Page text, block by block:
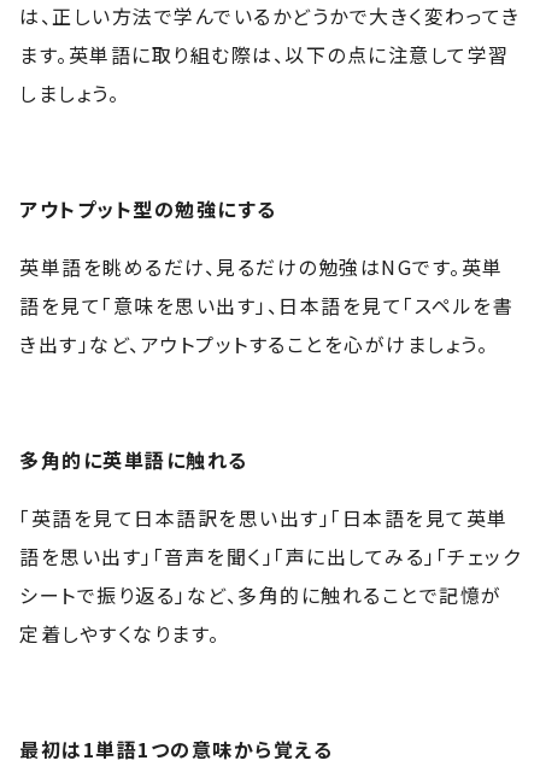
は、正しい方法で学んでいるかどうかで大きく変わってき
ます。英単語に取り組む際は、以下の点に注意して学習
しましょう。
アウトプット型の勉強にする
英単語を眺めるだけ、見るだけの勉強はNGです。英単
語を見て「意味を思い出す」、日本語を見て「スペルを書
き出す」など、アウトプットすることを心がけましょう。
多角的に英単語に触れる
「英語を見て日本語訳を思い出す」「日本語を見て英単
語を思い出す」「音声を聞く」「声に出してみる」「チェック
シートで振り返る」など、多角的に触れることで記憶が
定着しやすくなります。
最初は1単語1つの意味から覚える